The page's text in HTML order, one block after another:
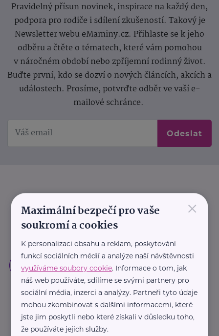
Pravidelný přísun novinek, inspirace na každý den,
podpora pro rodiče i sdílení zkušeností. Takový je
Newsletter webu eMaminy.cz. Přihlaste se k jeho
odběru a čtěte o tématech, které vám pomohou
v náročném období nebo zpříjemní rodinný život.
Buďte první, kdo se dozví o nových článcích, akcích a
událostech. Prosíme, potvrďte odběr ve vaší e-
mailové schránce.
Odeslat
×
Maximální bezpečí pro vaše
soukromí a cookies
K personalizaci obsahu a reklam, poskytování
funkcí sociálních médií a analýze naší návštěvnosti
využíváme soubory cookie. Informace o tom, jak
náš web používáte, sdílíme se svými partnery pro
sociální média, inzerci a analýzy. Partneři tyto údaje
mohou zkombinovat s dalšími informacemi, které
jste jim poskytli nebo které získali v důsledku toho,
že používáte jejich služby.